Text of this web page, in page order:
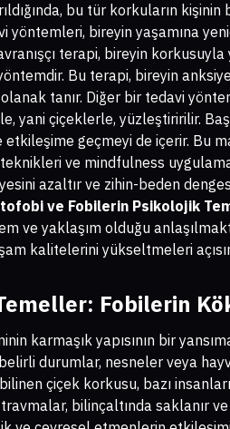
bu tür korkuların
yöntemleri, bireyin yaşamına
terapi, bireyin
Bu terapi, bireyin
tanır. Diğer bir tedavi
yani çiçeklerle, yüzleştiririlir.
geçmeyi de içerir. Bu
teknikleri ve mindfulness
azaltır ve zihin-beden
ve Fobilerin Psikolojik
ve yaklaşım olduğu
kalitelerini yükseltmeleri
Fobilerin
karmaşık yapısının bir
durumlar, nesneler veya
çiçek korkusu, bazı
bilinçaltında saklanır